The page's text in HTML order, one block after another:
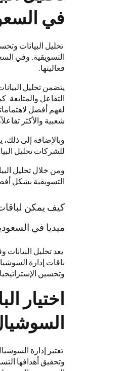
في
تحليل البيانات
التسويقية. وفي
فعاليتها.
يتضمن تحليل
التفاعل والمتابعة.
لفهم أفضل
شعبية والأكثر
وبالإضافة إلى
للشركات تحليل
ومن خلال تحليل
التسويقية بشكل
كيف يمكن
ميديا في
يعد تحليل
باقات إدارة
وتحسين
اختيار
تعتبر إدارة
وتحقيق أهدافها